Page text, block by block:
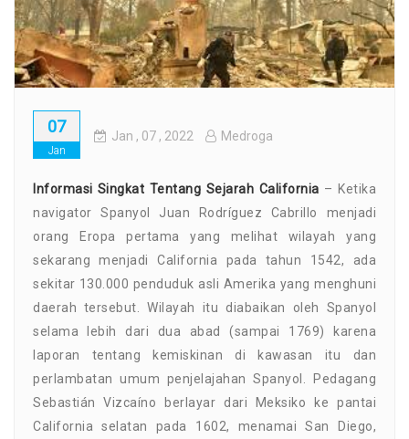
07
Jan
Jan , 07 , 2022 Medroga
Informasi Singkat Tentang Sejarah California – Ketika
navigator Spanyol Juan Rodríguez Cabrillo menjadi
orang Eropa pertama yang melihat wilayah yang
sekarang menjadi California pada tahun 1542, ada
sekitar 130.000 penduduk asli Amerika yang menghuni
daerah tersebut. Wilayah itu diabaikan oleh Spanyol
selama lebih dari dua abad (sampai 1769) karena
laporan tentang kemiskinan di kawasan itu dan
perlambatan umum penjelajahan Spanyol. Pedagang
Sebastián Vizcaíno berlayar dari Meksiko ke pantai
California selatan pada 1602, menamai San Diego,